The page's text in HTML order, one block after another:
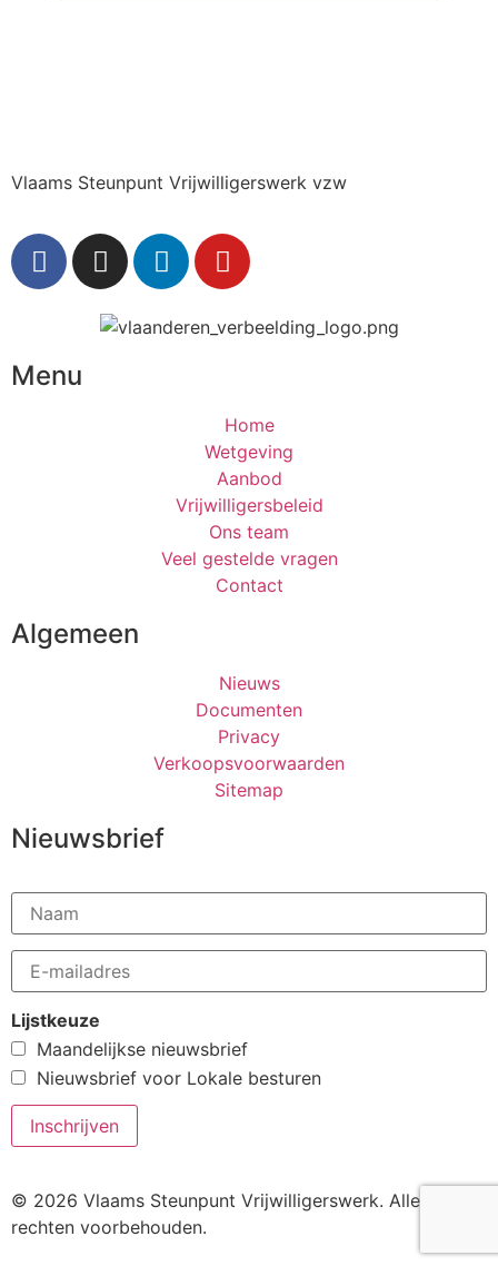
Vlaams Steunpunt Vrijwilligerswerk vzw
Menu
Home
Wetgeving
Aanbod
Vrijwilligersbeleid
Ons team
Veel gestelde vragen
Contact
Algemeen
Nieuws
Documenten
Privacy
Verkoopsvoorwaarden
Sitemap
Nieuwsbrief
Lijstkeuze
Maandelijkse nieuwsbrief
Nieuwsbrief voor Lokale besturen
© 2026 Vlaams Steunpunt Vrijwilligerswerk. Alle
rechten voorbehouden.